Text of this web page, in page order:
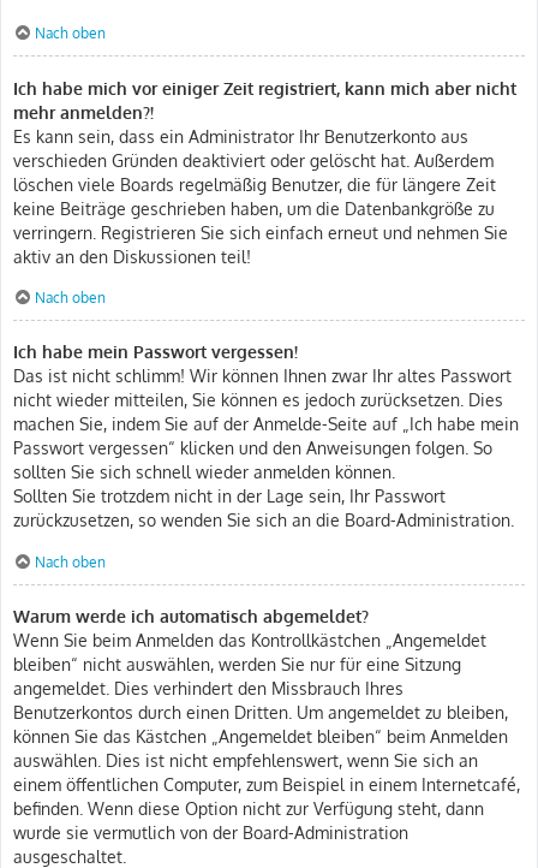
Nach oben
Ich habe mich vor einiger Zeit registriert, kann mich aber nicht
mehr anmelden?!
Es kann sein, dass ein Administrator Ihr Benutzerkonto aus
verschieden Gründen deaktiviert oder gelöscht hat. Außerdem
löschen viele Boards regelmäßig Benutzer, die für längere Zeit
keine Beiträge geschrieben haben, um die Datenbankgröße zu
verringern. Registrieren Sie sich einfach erneut und nehmen Sie
aktiv an den Diskussionen teil!
Nach oben
Ich habe mein Passwort vergessen!
Das ist nicht schlimm! Wir können Ihnen zwar Ihr altes Passwort
nicht wieder mitteilen, Sie können es jedoch zurücksetzen. Dies
machen Sie, indem Sie auf der Anmelde-Seite auf „Ich habe mein
Passwort vergessen“ klicken und den Anweisungen folgen. So
sollten Sie sich schnell wieder anmelden können.
Sollten Sie trotzdem nicht in der Lage sein, Ihr Passwort
zurückzusetzen, so wenden Sie sich an die Board-Administration.
Nach oben
Warum werde ich automatisch abgemeldet?
Wenn Sie beim Anmelden das Kontrollkästchen „Angemeldet
bleiben“ nicht auswählen, werden Sie nur für eine Sitzung
angemeldet. Dies verhindert den Missbrauch Ihres
Benutzerkontos durch einen Dritten. Um angemeldet zu bleiben,
können Sie das Kästchen „Angemeldet bleiben“ beim Anmelden
auswählen. Dies ist nicht empfehlenswert, wenn Sie sich an
einem öffentlichen Computer, zum Beispiel in einem Internetcafé,
befinden. Wenn diese Option nicht zur Verfügung steht, dann
wurde sie vermutlich von der Board-Administration
ausgeschaltet.